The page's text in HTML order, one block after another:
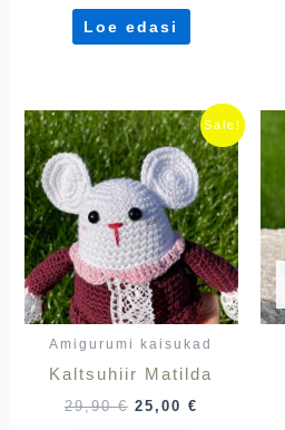
Loe edasi
Sale!
Amigurumi kaisukad
Kaltsuhiir Matilda
29,90€
Algne
hind
oli:
29,90 €.
25,00 €
Praegune
hind
on:
25,00 €.